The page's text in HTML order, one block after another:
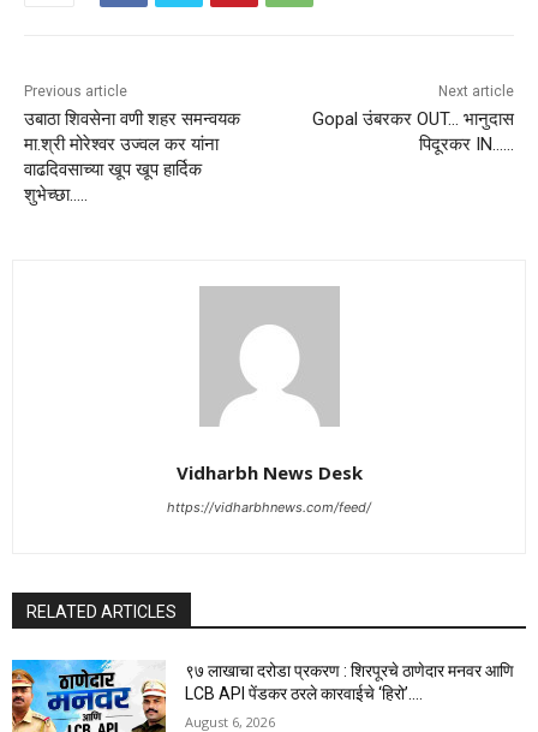
Previous article
उबाठा शिवसेना वणी शहर समन्वयक
मा.श्री मोरेश्वर उज्वल कर यांना
वाढदिवसाच्या खूप खूप हार्दिक
शुभेच्छा…..
Next article
Gopal उंबरकर OUT… भानुदास
पिदूरकर IN……
Vidharbh News Desk
https://vidharbhnews.com/feed/
RELATED ARTICLES
९७ लाखाचा दरोडा प्रकरण : शिरपूरचे ठाणेदार मनवर आणि
LCB API पेंडकर ठरले कारवाईचे ‘हिरो’….
August 6, 2026